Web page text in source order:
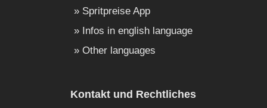
Spritpreise App
Infos in english language
Other languages
Kontakt und Rechtliches